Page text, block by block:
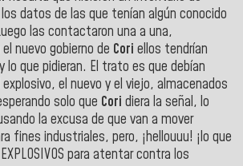
datos de las que tenían algún conocido
las contactaron una a una,
nuevo gobierno de Cori ellos tendrían
que pidieran. El trato es que debían
el nuevo y el viejo, almacenados
solo que Cori diera la señal, lo
la excusa de que van a mover
fines industriales, pero, ¡hellouuu! ¡lo que
para atentar contra los